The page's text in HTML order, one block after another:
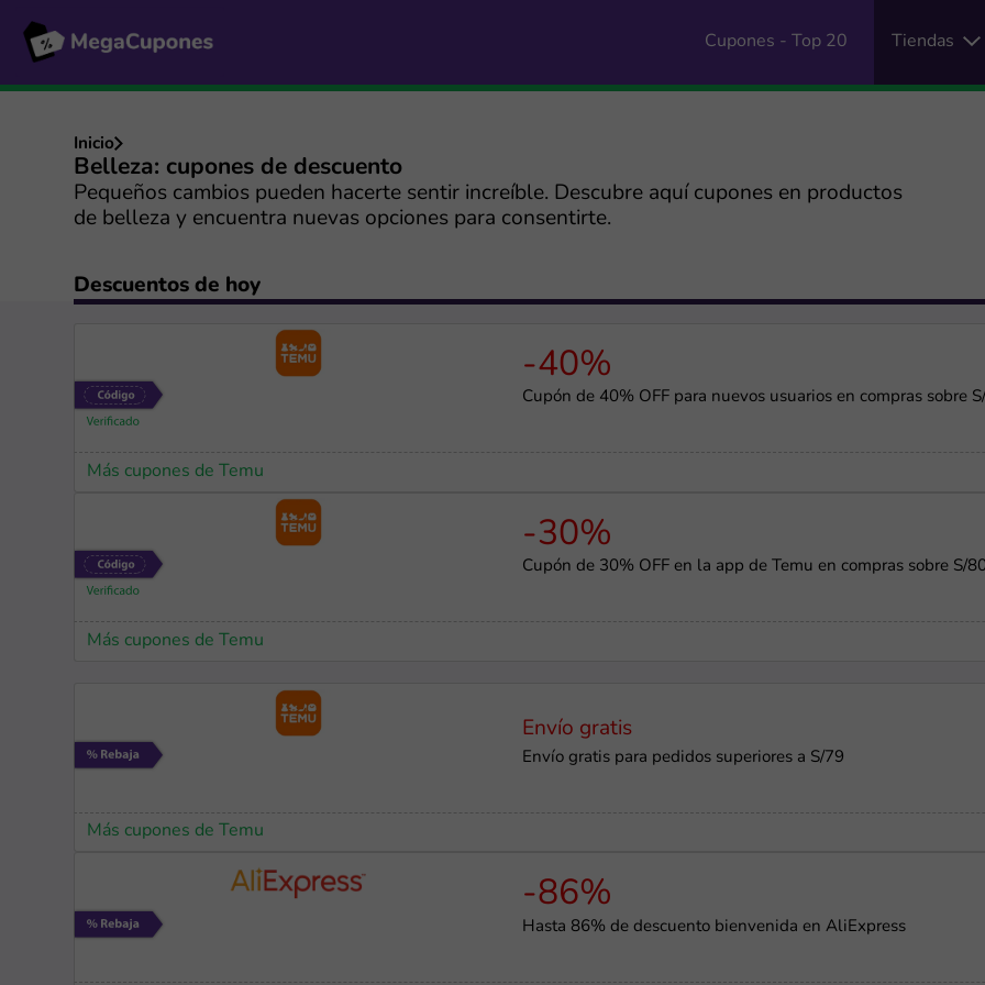
Cupones - Top 20 Tiendas
Inicio
Belleza: cupones de descuento
Pequeños cambios pueden hacerte sentir increíble. Descubre aquí cupones en productos
de belleza y encuentra nuevas opciones para consentirte.
Descuentos de hoy
-40%
Cupón de 40% OFF para nuevos usuarios en compras sobre
Más cupones de Temu
-30%
Cupón de 30% OFF en la app de Temu en compras sobre S/
Más cupones de Temu
Envío gratis
Envío gratis para pedidos superiores a S/79
Más cupones de Temu
-86%
Hasta 86% de descuento bienvenida en AliExpress